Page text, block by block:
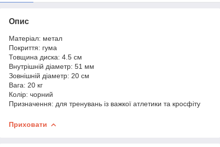
Опис
Матеріал: метал
Покриття: гума
Товщина диска: 4.5 см
Внутрішній діаметр: 51 мм
Зовнішній діаметр: 20 см
Вага: 20 кг
Колір: чорний
Призначення: для тренувань із важкої атлетики та кросфіту
Приховати